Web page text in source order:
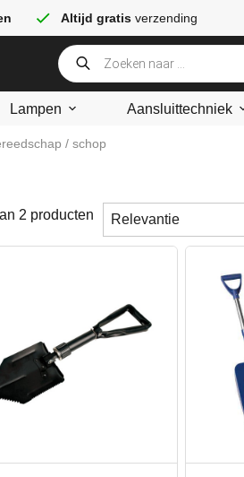
Altijd gratis verzending
Lampen Aansluittechniek
/ schop
2 producten Sorteren
Sort content
Sort content